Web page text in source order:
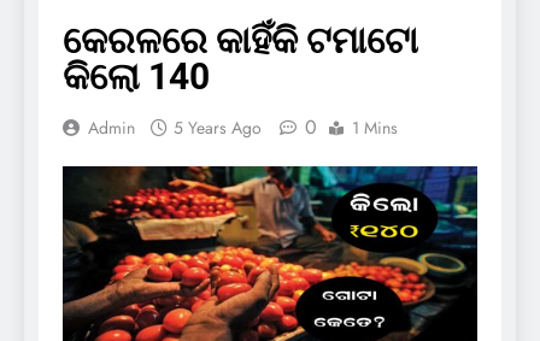
କେରଳରେ କାହିଁକି ଟମାଟୋ
କିଲୋ 140
Admin 5 Years Ago 0 1 Mins